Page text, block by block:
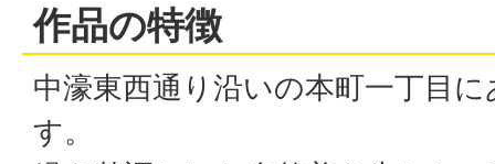
作品の特徴
中濠東西通り沿いの本町一丁目
す。